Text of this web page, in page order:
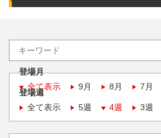
登場月
全て表示
9月 8月 7月
登場週
全て表示
5週 4週 3週